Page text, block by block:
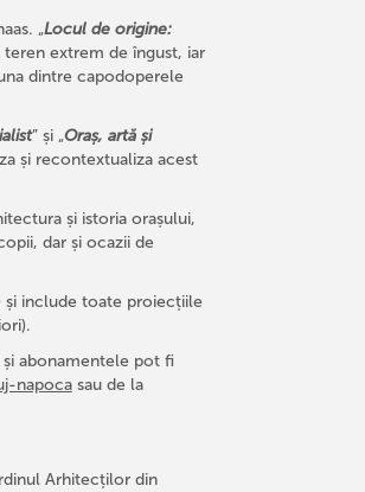
„Locul de origine:
extrem de îngust, iar
dintre capodoperele
” și „Oraș, artă și
și recontextualiza acest
și istoria orașului,
dar și ocazii de
și include toate proiecțiile
abonamentele pot fi
napocasau de la
Arhitecților din